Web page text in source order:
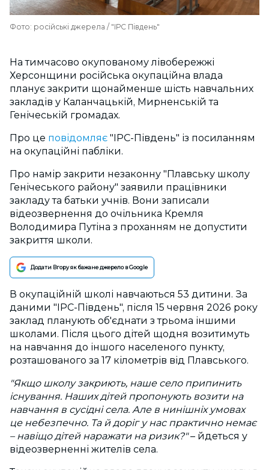
Фото: російські джерела / "ІРС Південь"
На тимчасово окупованому лівобережжі
Херсонщини російська окупаційна влада
планує закрити щонайменше шість навчальних
закладів у Каланчацькій, Мирненській та
Генічеській громадах.
Про це повідомляє "ІРС-Південь" із посиланням
на окупаційні пабліки.
Про намір закрити незаконну "Плавську школу
Генічеського району" заявили працівники
закладу та батьки учнів. Вони записали
відеозвернення до очільника Кремля
Володимира Путіна з проханням не допустити
закриття школи.
Додати Вгору як бажане джерело в Google
В окупаційній школі навчаються 53 дитини. За
даними "ІРС-Південь", після 15 червня 2026 року
заклад планують об'єднати з трьома іншими
школами. Після цього дітей щодня возитимуть
на навчання до іншого населеного пункту,
розташованого за 17 кілометрів від Плавського.
"Якщо школу закриють, наше село припинить
існування. Наших дітей пропонують возити на
навчання в сусідні села. Але в нинішніх умовах
це небезпечно. Та й доріг у нас практично немає
–навіщо дітей наражати на ризик?"– йдеться у
відеозверненні жителів села.